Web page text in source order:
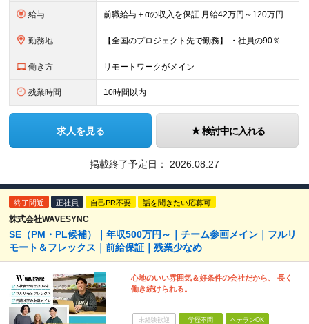
給与 前職給与＋αの収入を保証 月給42万円～120万円＋各種手当＋賞与 給与基準が明確かつ高還元です。 一人ひとりが安定した環境のもと、長く活躍できる職場を目指しています。 ※平均年収650万円 ・還
勤務地 【全国のプロジェクト先で勤務】 ・社員の90％以上がリモートワークを導入 ・フルリモートで全国各地から勤務可 【本社】 埼玉県草加市谷塚町580-1 エスワンプラザ3F-1 【東京営業所】 東京都
働き方 リモートワークがメイン
残業時間 10時間以内
求人を見る 検討中に入れる
掲載終了予定日： 2026.08.27
終了間近 正社員 自己PR不要 話を聞きたい応募可
株式会社WAVESYNC
SE（PM・PL候補）｜年収500万円～｜チーム参画メイン｜フルリ
モート＆フレックス｜前給保証｜残業少なめ
心地のいい雰囲気＆好条件の会社だから、 長く
働き続けられる。
未経験歓迎 学歴不問 ベテランOK